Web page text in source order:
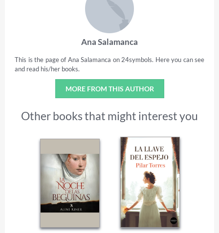
Ana Salamanca
This is the page of Ana Salamanca on 24symbols. Here you can see
and read his/her books.
MORE FROM THIS AUTHOR
Other books that might interest you